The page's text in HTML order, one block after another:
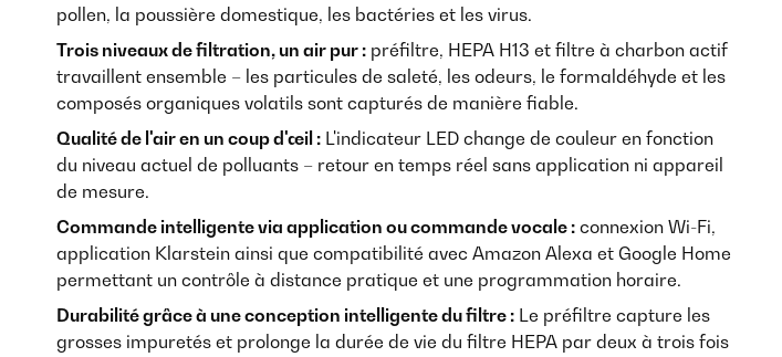
pollen, la poussière domestique, les bactéries et les virus.
Trois niveaux de filtration, un air pur : préfiltre, HEPA H13 et filtre à charbon actif
travaillent ensemble – les particules de saleté, les odeurs, le formaldéhyde et les
composés organiques volatils sont capturés de manière fiable.
Qualité de l'air en un coup d'œil : L'indicateur LED change de couleur en fonction
du niveau actuel de polluants – retour en temps réel sans application ni appareil
de mesure.
Commande intelligente via application ou commande vocale : connexion Wi-Fi,
application Klarstein ainsi que compatibilité avec Amazon Alexa et Google Home
permettant un contrôle à distance pratique et une programmation horaire.
Durabilité grâce à une conception intelligente du filtre : Le préfiltre capture les
grosses impuretés et prolonge la durée de vie du filtre HEPA par deux à trois fois